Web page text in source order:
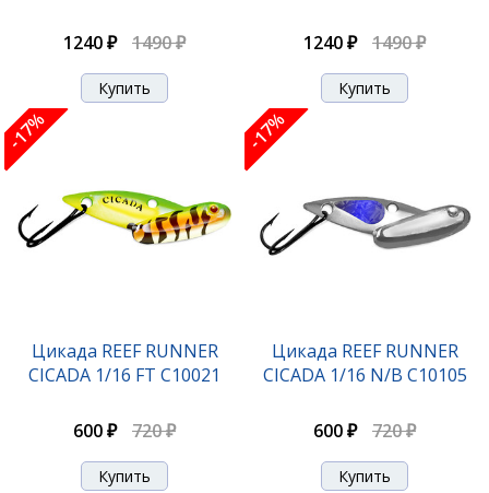
1240 ₽ 1490 ₽ 1240 ₽ 1490 ₽
-17%
Цикада REEF RUNNER
CICADA 1/16 FT С10021
600 ₽ 720 ₽
-17%
Цикада REEF RUNNER
CICADA 1/16 N/B С10105
600 ₽ 720 ₽